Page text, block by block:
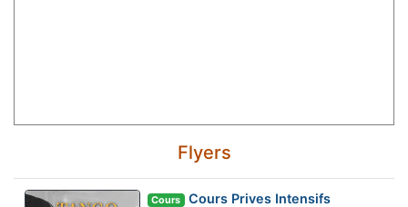
Flyers
Cours Cours Prives Intensifs